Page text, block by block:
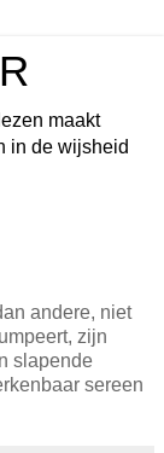
maakt
in de wijsheid
andere, niet
zijn
slapende
sereen